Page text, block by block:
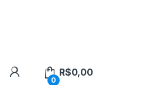
0
R$0,00